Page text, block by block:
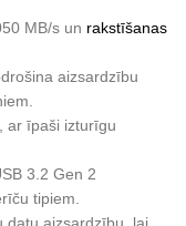
MB/s un rakstīšanas
aizsardzību
ar īpaši izturīgu
3.2 Gen 2
tipiem.